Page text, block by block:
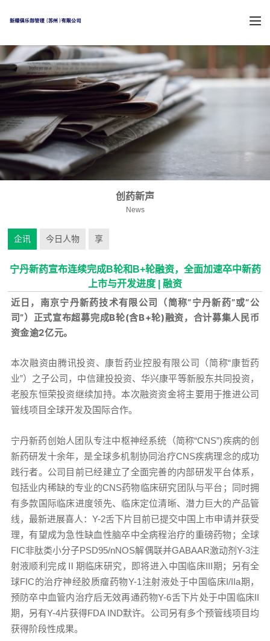
创药新声
News
企讯 今日人物 享
宁丹新药宣布连续完成B轮和B+轮融资，全面加速卒中新药
上市与开发进度 | 融资
近日，南京宁丹新药技术有限公司（简称“宁丹新药”或“公
司”）正式宣布超募完成B轮(含B+轮)融资，合计募集人民币
资金逾2亿元。
本次融资由腾讯投资、康哲药业控股有限公司（简称“康哲药
业”）之子公司，中信建投投资、华兴康平等新股东共同投资，
老股东恒荣投资继续加持。本次融资资金将主要用于推进公司
管线项目全球开发及国际合作。
宁丹新药创始人团队专注中枢神经系统（简称“CNS”)疾病的创
新药研发十余年，是全球多机制协同治疗CNS疾病理念的成功
践行者。公司目前已经建立了全面完善的内部研发平台体系，
包括业内稀缺的专业的CNS药物临床研究团队与平台；同时拥
有多款国际临床进度领先、临床定位清晰、潜力巨大的产品管
线，最新进展喜人：Y-2舌下片目前已提交中国上市申请并获受
理，有望成为急性缺血性脑卒中全病程治疗的重磅药物；全球
FIC非肽类小分子PSD95/nNOS解偶联并GABAAR激动剂Y-3注
射液顺利完成Ⅱ期临床研究，即将进入中国临床III期；另有全
球FIC的治疗神经胶质瘤药物Y-1注射液处于中国临床I/IIa期，
预防卒中血管内治疗后无效再通药物Y-6舌下片处于中国临床II
期，另有Y-4片获得FDA IND默许。公司另有多个预管线项目均
获得阶段性成果。